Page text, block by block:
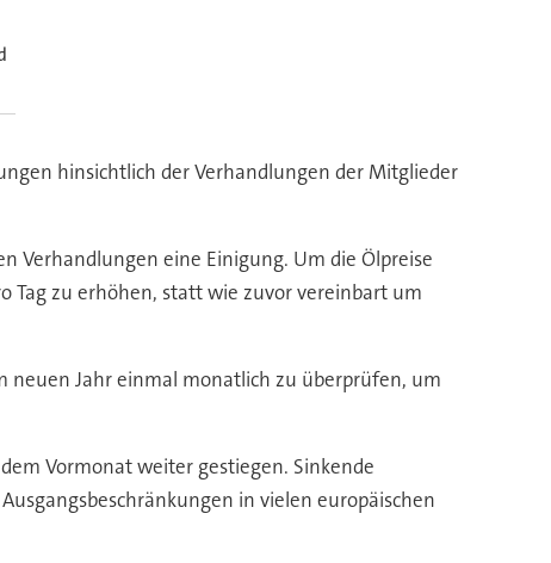
hinsichtlich der Verhandlungen der Mitglieder
Verhandlungen eine Einigung. Um die Ölpreise
Tag zu erhöhen, statt wie zuvor vereinbart um
neuen Jahr einmal monatlich zu überprüfen, um
Vormonat weiter gestiegen. Sinkende
in vielen europäischen